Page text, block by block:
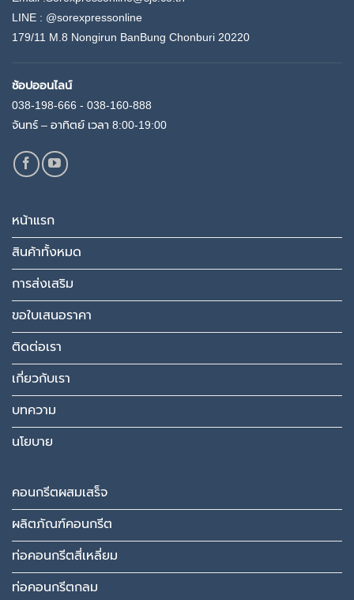
LINE : @sorexpressonline
179/11 M.8 Nongirun BanBung Chonburi 20220
ช้อปออนไลน์
038-198-666 - 038-160-888
จันทร์ – อาทิตย์ เวลา 8:00-19:00
หน้าแรก
สินค้าทั้งหมด
การส่งเสริม
ขอใบเสนอราคา
ติดต่อเรา
เกี่ยวกับเรา
บทความ
นโยบาย
คอนกรีตผสมเสร็จ
ผลิตภัณฑ์คอนกรีต
ท่อคอนกรีตสี่เหลี่ยม
ท่อคอนกรีตกลม